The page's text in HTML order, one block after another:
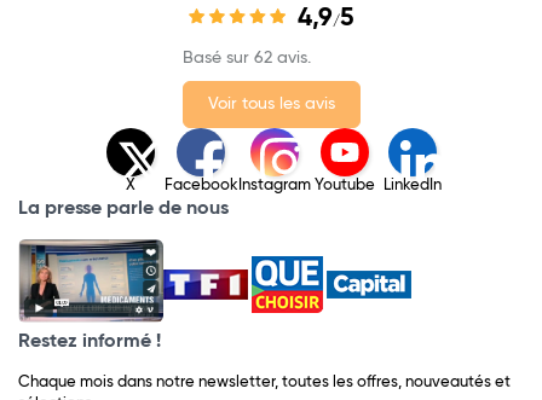
4,9/5
Basé sur 62 avis.
Voir tous les avis
X Facebook Instagram Youtube LinkedIn
La presse parle de nous
Restez informé !
Chaque mois dans notre newsletter, toutes les offres, nouveautés et